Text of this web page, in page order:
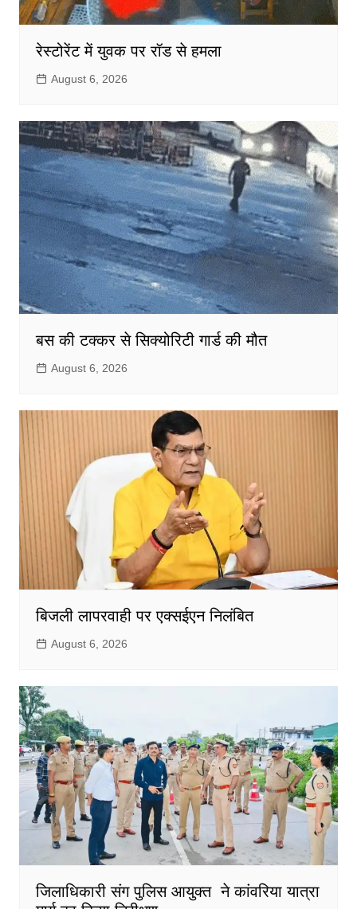
रेस्टोरेंट में युवक पर रॉड से हमला
August 6, 2026
बस की टक्कर से सिक्योरिटी गार्ड की मौत
August 6, 2026
बिजली लापरवाही पर एक्सईएन निलंबित
August 6, 2026
जिलाधिकारी संग पुलिस आयुक्त ने कांवरिया यात्रा